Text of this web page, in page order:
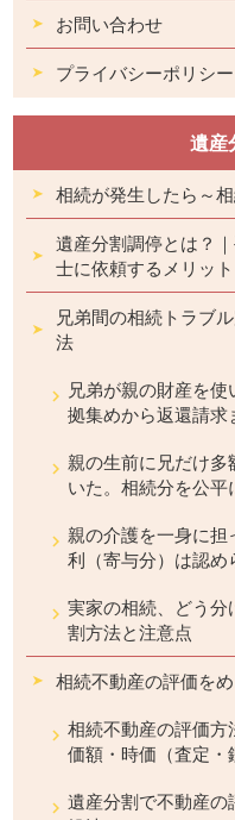
お問い合わせ
プライバシーポリシー
遺産
相続が発生したら～
遺産分割調停とは？
士に依頼するメリッ
兄弟間の相続トラブ
法
兄弟が親の財産を
拠集めから返還請求
親の生前に兄だけ
いた。相続分を公平
親の介護を一身に
利（寄与分）は認め
実家の相続、どう
割方法と注意点
相続不動産の評価を
相続不動産の評価
価額・時価（査定・
遺産分割で不動産